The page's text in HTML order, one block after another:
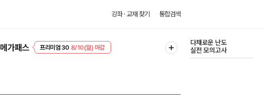
강좌 · 교재 찾기 통합검색
메가패스
EVENT 8/10(월) 마감
다채로운 난도
실전 모의고사